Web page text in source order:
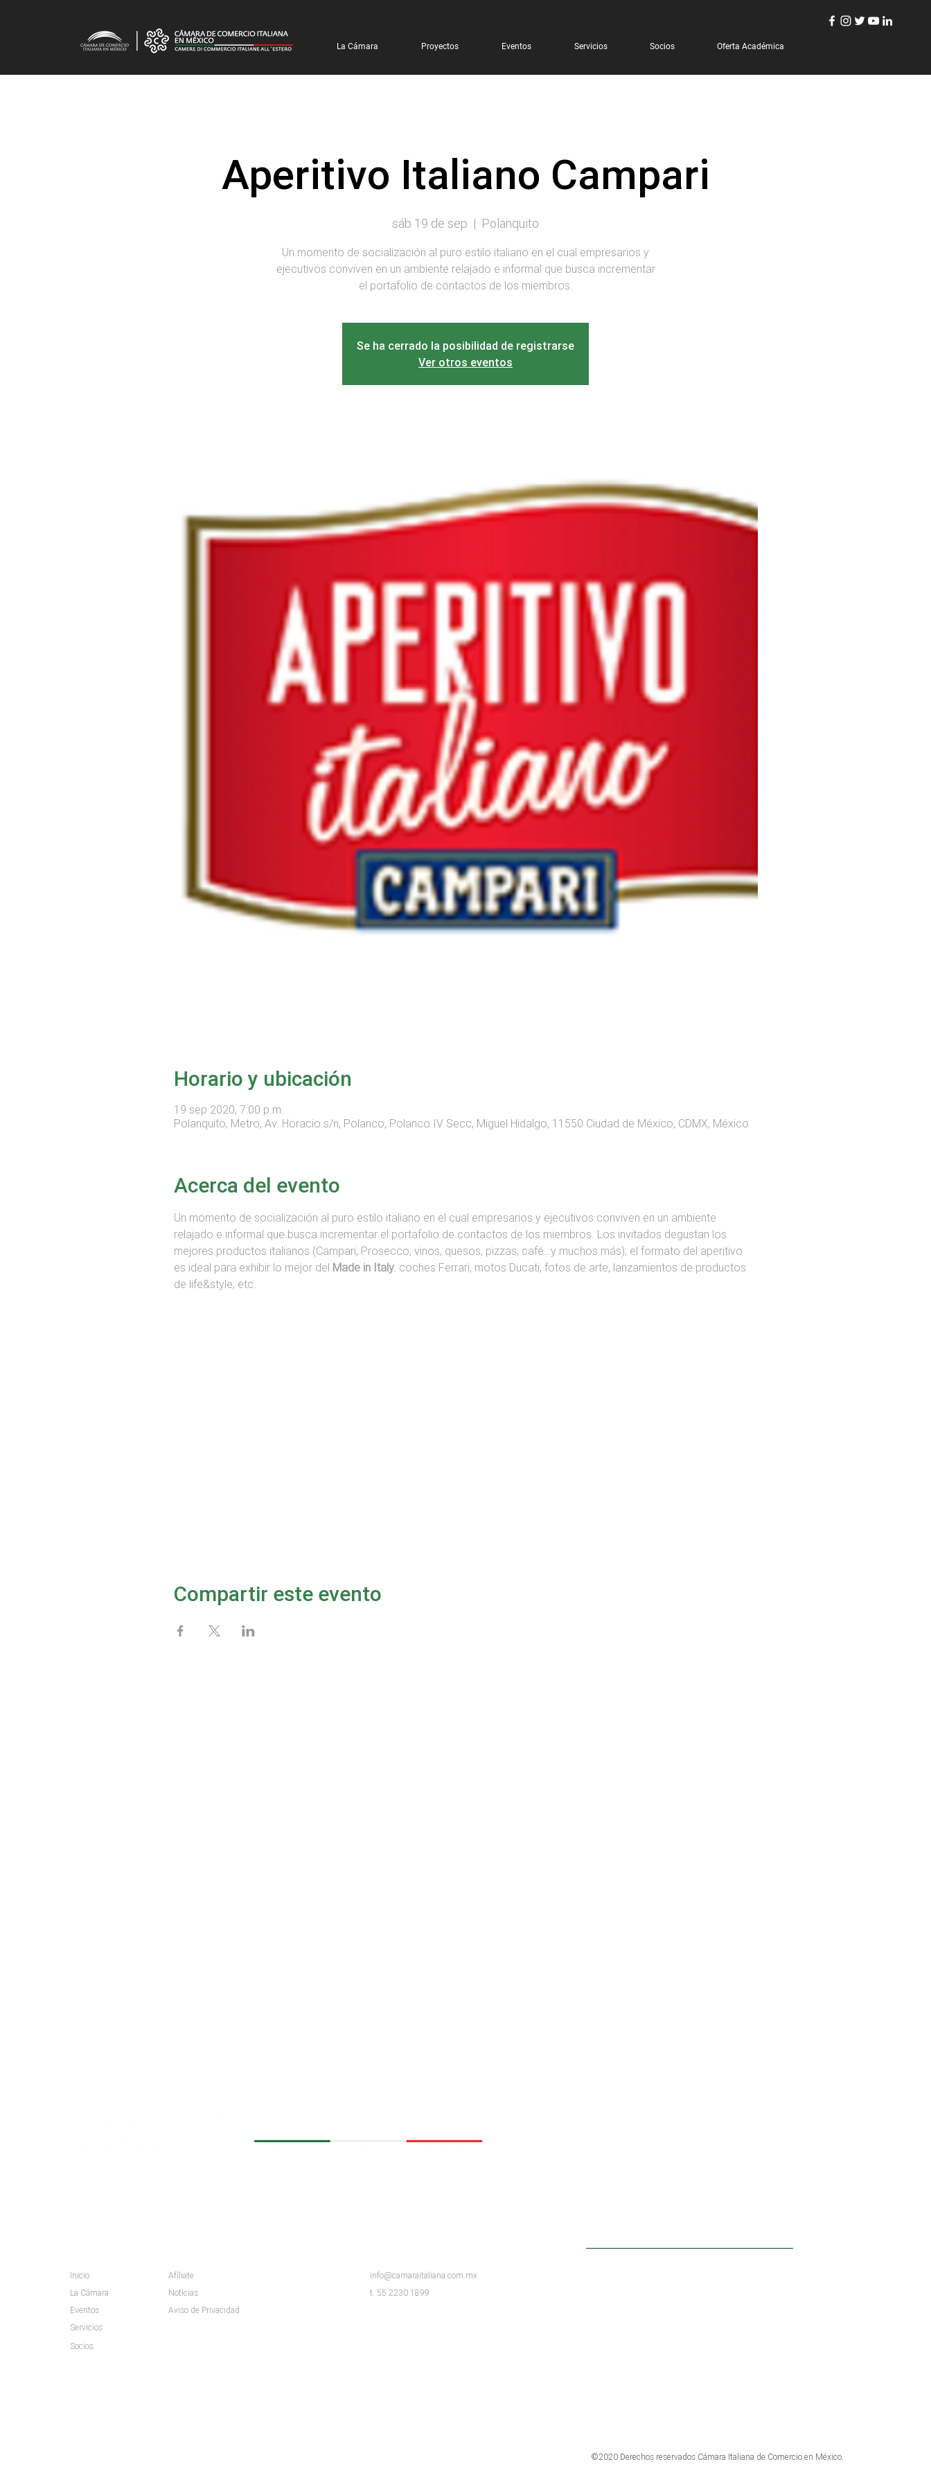
La Cámara Proyectos Eventos Servicios Socios Oferta Académica
Aperitivo Italiano Campari
sáb 19 de sep
  |
Polanquito
Un momento de socialización al puro estilo italiano en el cual empresarios y
ejecutivos conviven en un ambiente relajado e informal que busca incrementar
el portafolio de contactos de los miembros.
Se ha cerrado la posibilidad de registrarse
Ver otros eventos
Horario y ubicación
19 sep 2020, 7:00 p.m.
Polanquito, Metro, Av. Horacio s/n, Polanco, Polanco IV Secc, Miguel Hidalgo, 11550 Ciudad de México, CDMX, México
Acerca del evento
Un momento de socialización al puro estilo italiano en el cual empresarios y ejecutivos conviven en un ambiente
relajado e informal que busca incrementar el portafolio de contactos de los miembros. Los invitados degustan los
mejores productos italianos (Campari, Prosecco, vinos, quesos, pizzas, café…y muchos más); el formato del aperitivo
es ideal para exhibir lo mejor del Made in Italy: coches Ferrari, motos Ducati, fotos de arte, lanzamientos de productos
de life&style, etc.
Compartir este evento
Inicio
Afíliate
La Cámara
Noticias
Eventos
Aviso de Privacidad
Servicios
Socios
info@camaraitaliana.com.mx
t. 55 2230 1899
©2020 Derechos reservados Cámara Italiana de Comercio en México.